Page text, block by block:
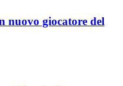
nuovo giocatore del